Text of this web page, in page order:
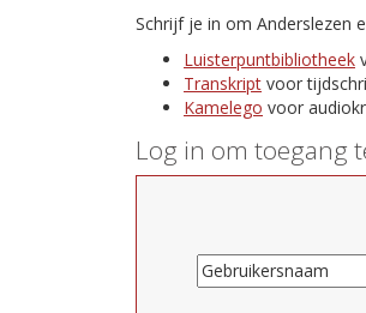
Schrijf je in om Anderslezen
Luisterpuntbibliotheek
Transkript voor
Kamelego voor
Log in om toegang